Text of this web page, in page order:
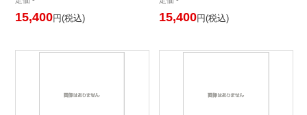
15,400円(税込) 15,400円(税込)